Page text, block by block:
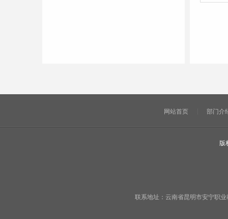
网站首页 部门介
版
联系地址：云南省昆明市安宁职